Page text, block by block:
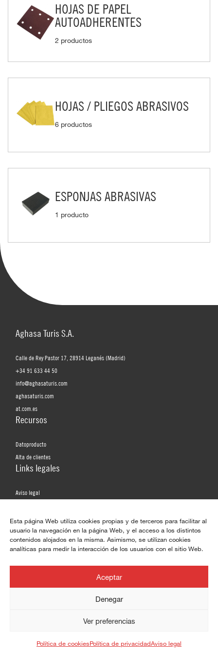
Esta página Web utiliza cookies propias y de terceros para facilitar al
usuario la navegación en la página Web, y el acceso a los distintos
contenidos alojados en la misma. Asimismo, se utilizan cookies
analíticas para medir la interacción de los usuarios con el sitio Web.
Aceptar
Denegar
Ver preferencias
Política de cookiesPolítica de privacidadAviso legal
HOJAS DE PAPEL
AUTOADHERENTES
2 productos
HOJAS / PLIEGOS ABRASIVOS
6 productos
ESPONJAS ABRASIVAS
1 producto
Aghasa Turis S.A.
Calle de Rey Pastor 17, 28914 Leganés (Madrid)
+34 91 633 44 50
info@aghasaturis.com
aghasaturis.com
at.com.es
Recursos
Datoproducto
Alta de clientes
Links legales
Aviso legal
Política de privacidad de redes sociales
Política de cookies
Redes sociales
Facebook